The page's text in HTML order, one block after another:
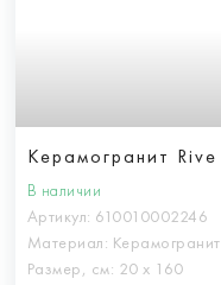
В наличии
Артикул: 610010002246
Материал: Керамогранит
Размер, см: 20 х 160